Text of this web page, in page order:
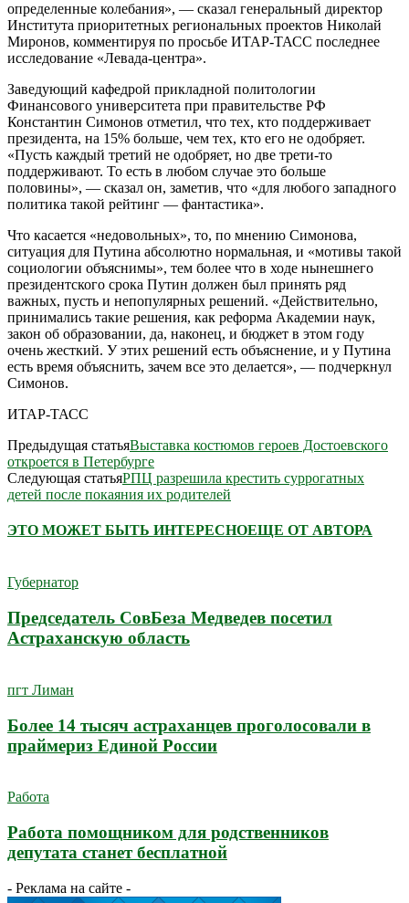
определенные колебания», — сказал генеральный директор
Института приоритетных региональных проектов Николай
Миронов, комментируя по просьбе ИТАР-ТАСС последнее
исследование «Левада-центра».
Заведующий кафедрой прикладной политологии
Финансового университета при правительстве РФ
Константин Симонов отметил, что тех, кто поддерживает
президента, на 15% больше, чем тех, кто его не одобряет.
«Пусть каждый третий не одобряет, но две трети-то
поддерживают. То есть в любом случае это больше
половины», — сказал он, заметив, что «для любого западного
политика такой рейтинг — фантастика».
Что касается «недовольных», то, по мнению Симонова,
ситуация для Путина абсолютно нормальная, и «мотивы такой
социологии объяснимы», тем более что в ходе нынешнего
президентского срока Путин должен был принять ряд
важных, пусть и непопулярных решений. «Действительно,
принимались такие решения, как реформа Академии наук,
закон об образовании, да, наконец, и бюджет в этом году
очень жесткий. У этих решений есть объяснение, и у Путина
есть время объяснить, зачем все это делается», — подчеркнул
Симонов.
ИТАР-ТАСС
Предыдущая статьяВыставка костюмов героев Достоевского
откроется в Петербурге
Следующая статьяРПЦ разрешила крестить суррогатных
детей после покаяния их родителей
ЭТО МОЖЕТ БЫТЬ ИНТЕРЕСНОЕЩЕ ОТ АВТОРА
Губернатор
Председатель СовБеза Медведев посетил
Астраханскую область
пгт Лиман
Более 14 тысяч астраханцев проголосовали в
праймериз Единой России
Работа
Работа помощником для родственников
депутата станет бесплатной
- Реклама на сайте -